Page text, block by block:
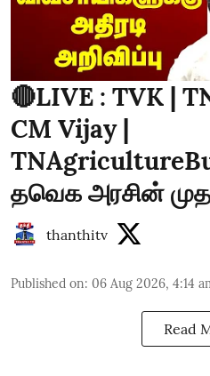
🔴LIVE : TVK |
CM Vijay |
தவெக அரசின்
thanthitv
Published on: 06 Aug 2026, 4:14
Read